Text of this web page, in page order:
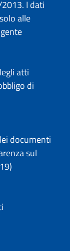
I dati
alle
atti
di
documenti
sul